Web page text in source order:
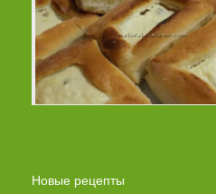
Новые рецепты